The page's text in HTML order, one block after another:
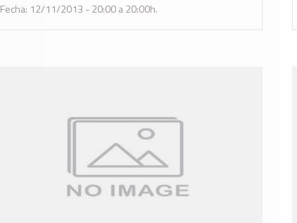
Fecha: 12/11/2013 - 20:00 a 20:00h.